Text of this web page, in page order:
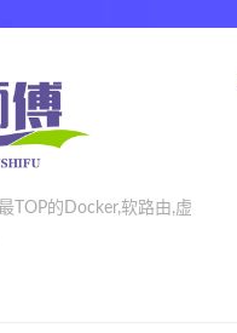
TOP的Docker,软路由,虚